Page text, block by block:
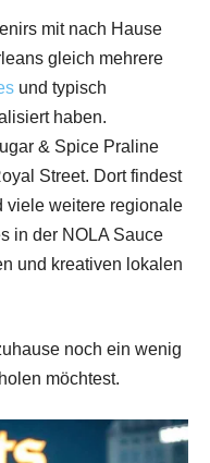
mit nach Hause
gleich mehrere
und typisch
haben.
& Spice Praline
Street. Dort findest
viele weitere regionale
in der NOLA Sauce
und kreativen lokalen
noch ein wenig
möchtest.